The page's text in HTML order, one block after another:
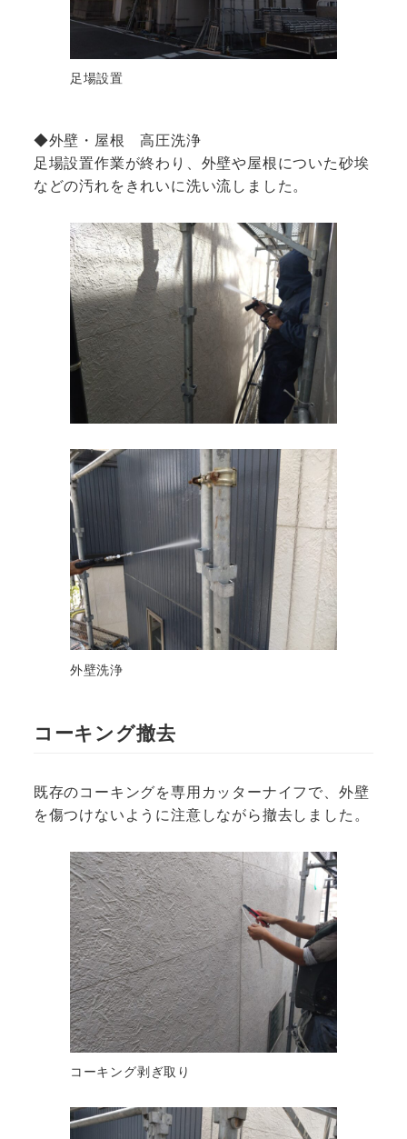
足場設置
◆外壁・屋根 高圧洗浄
足場設置作業が終わり、外壁や屋根についた砂埃
などの汚れをきれいに洗い流しました。
外壁洗浄
コーキング撤去
既存のコーキングを専用カッターナイフで、外壁
を傷つけないように注意しながら撤去しました。
コーキング剥ぎ取り